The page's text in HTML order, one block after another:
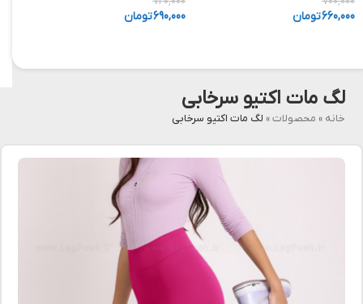
660,000تومان 690,000تومان
لگ مات اکتیو سرخابی
خانه » محصولات» لگ مات اکتیو سرخابی